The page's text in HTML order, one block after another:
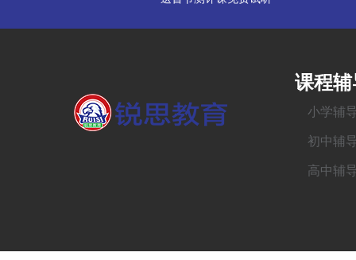
课程辅
小学辅
初中辅
高中辅